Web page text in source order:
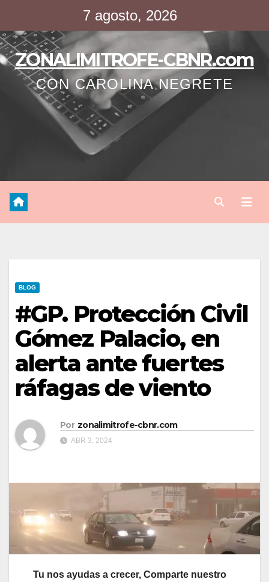
contenido
7 agosto, 2026
ZONALIMITROFE-CBNR.com
CON CAROLINA NEGRETE
BLOG
#GP. Protección Civil
Gómez Palacio, en
alerta ante fuertes
ráfagas de viento
Por zonalimitrofe-cbnr.com
ABR 3, 2024
Tu nos ayudas a crecer, Comparte nuestro